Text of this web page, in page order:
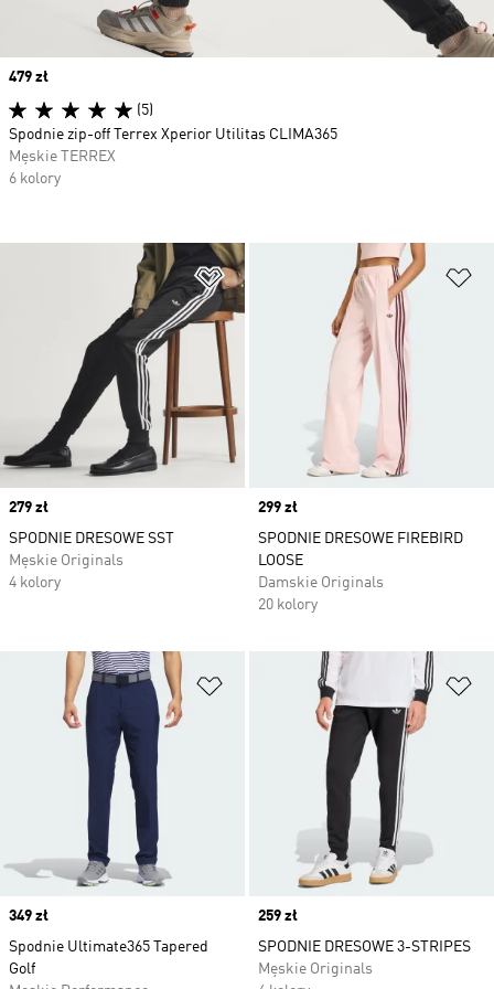
Dodaj do listy życzeń
Price
279 zł
SPODNIE DRESOWE SST
Męskie Originals
4 kolory
Price
299 zł
SPODNIE DRESOWE FIREBIRD
LOOSE
Damskie Originals
20 kolory
Dodaj do listy życzeń
Price
349 zł
Spodnie Ultimate365 Tapered
Golf
Price
259 zł
SPODNIE DRESOWE 3-STRIPES
Męskie Originals
Price
479 zł
(5)
Spodnie zip-off Terrex Xperior Utilitas CLIMA365
Męskie TERREX
6 kolory